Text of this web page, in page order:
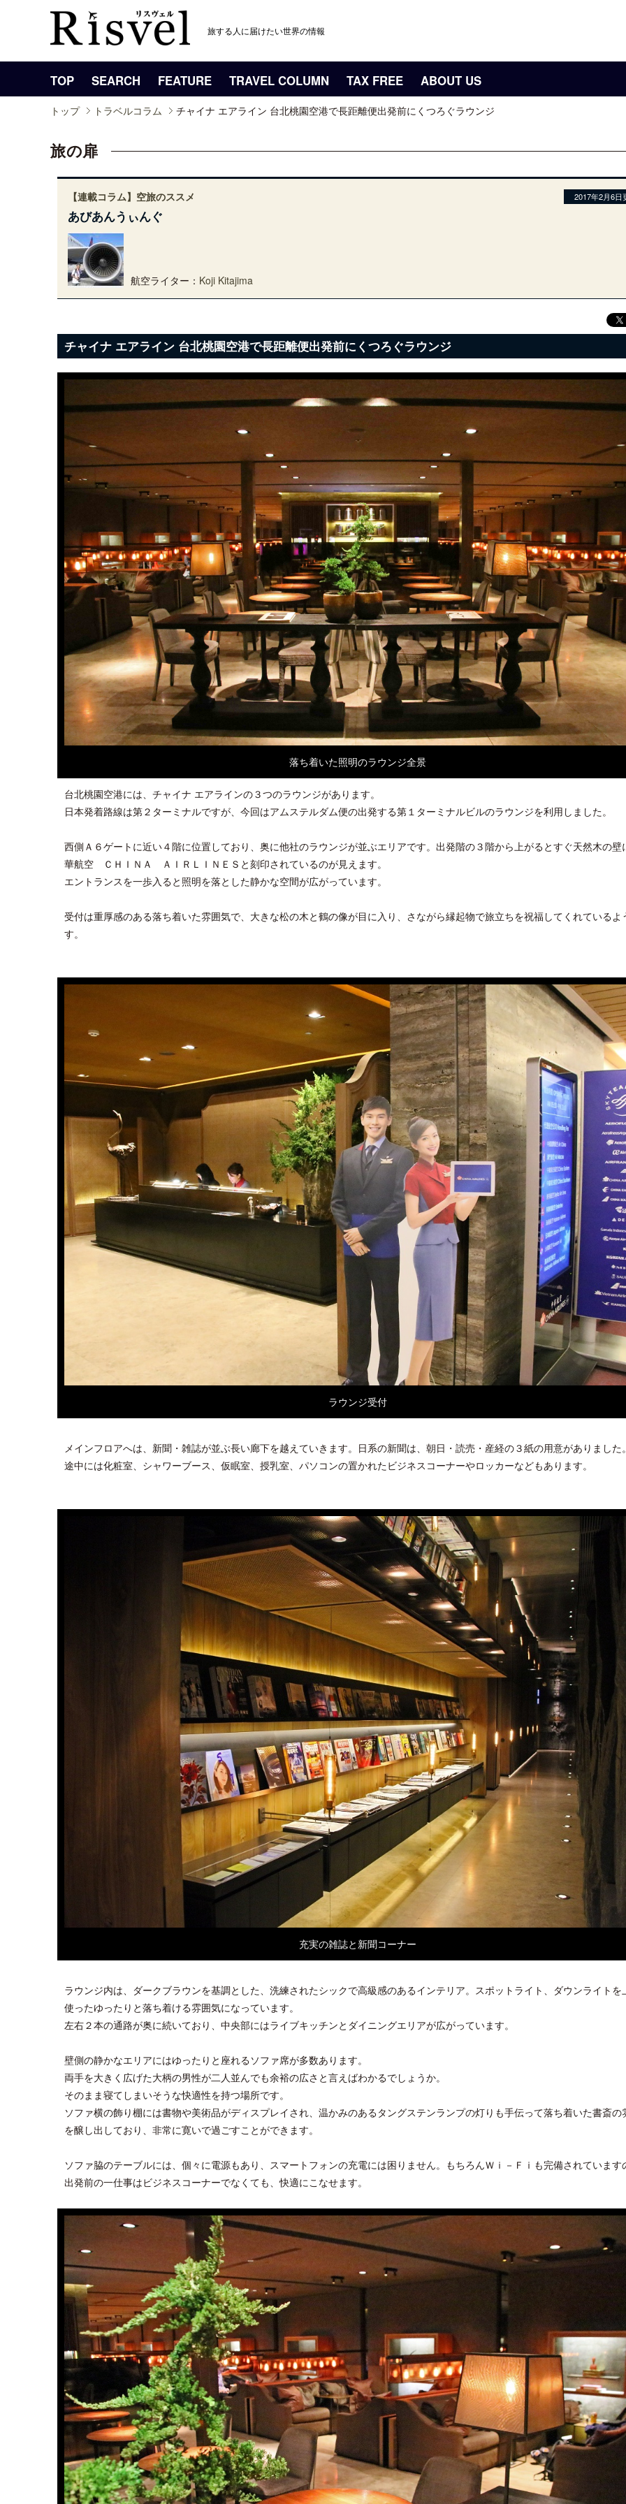
旅する人に届けたい世界の情報
TOP SEARCH FEATURE TRAVEL COLUMN TAX FREE ABOUT US
トップ トラベルコラム チャイナ エアライン 台北桃園空港で長距離便出発前にくつろぐラウンジ
旅の扉
【連載コラム】空旅のススメ 2017年2月6日
あびあんうぃんぐ
航空ライター： Koji Kitajima
チャイナ エアライン 台北桃園空港で長距離便出発前にくつろぐラウンジ
落ち着いた照明のラウンジ全景
台北桃園空港には、チャイナ エアラインの３つのラウンジがあります。
日本発着路線は第２ターミナルですが、今回はアムステルダム便の出発する第１ターミナルビルのラウンジを利用しました。
西側Ａ６ゲートに近い４階に位置しており、奥に他社のラウンジが並ぶエリアです。出発階の３階から上がるとすぐ天然木の壁
華航空 ＣＨＩＮＡ ＡＩＲＬＩＮＥＳと刻印されているのが見えます。
エントランスを一歩入ると照明を落とした静かな空間が広がっています。
受付は重厚感のある落ち着いた雰囲気で、大きな松の木と鶴の像が目に入り、さながら縁起物で旅立ちを祝福してくれているよ
す。
ラウンジ受付
メインフロアへは、新聞・雑誌が並ぶ長い廊下を越えていきます。日系の新聞は、朝日・読売・産経の３紙の用意がありました
途中には化粧室、シャワーブース、仮眠室、授乳室、パソコンの置かれたビジネスコーナーやロッカーなどもあります。
充実の雑誌と新聞コーナー
ラウンジ内は、ダークブラウンを基調とした、洗練されたシックで高級感のあるインテリア。スポットライト、ダウンライトを
使ったゆったりと落ち着ける雰囲気になっています。
左右２本の通路が奥に続いており、中央部にはライブキッチンとダイニングエリアが広がっています。
壁側の静かなエリアにはゆったりと座れるソファ席が多数あります。
両手を大きく広げた大柄の男性が二人並んでも余裕の広さと言えばわかるでしょうか。
そのまま寝てしまいそうな快適性を持つ場所です。
ソファ横の飾り棚には書物や美術品がディスプレイされ、温かみのあるタングステンランプの灯りも手伝って落ち着いた書斎の
を醸し出しており、非常に寛いで過ごすことができます。
ソファ脇のテーブルには、個々に電源もあり、スマートフォンの充電には困りません。もちろんＷｉ－Ｆｉも完備されています
出発前の一仕事はビジネスコーナーでなくても、快適にこなせます。
開業50周年に合わせ「ザ ビュッフェ
アット ハイアット」のメニューを刷
クアロア・ランチ、新予
入のお知らせ